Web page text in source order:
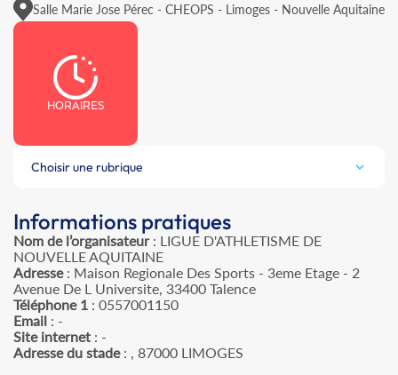
Salle Marie Jose Pérec - CHEOPS - Limoges - Nouvelle Aquitaine
HORAIRES
Choisir une rubrique
Informations pratiques
Nom de l’organisateur: LIGUE D'ATHLETISME DE
NOUVELLE AQUITAINE
Adresse: Maison Regionale Des Sports - 3eme Etage - 2
Avenue De L Universite, 33400 Talence
Téléphone 1 : 0557001150
Email : -
Site internet : -
Adresse du stade: , 87000 LIMOGES